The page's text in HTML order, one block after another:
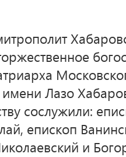
Лазо
сослужили:
епископ
и